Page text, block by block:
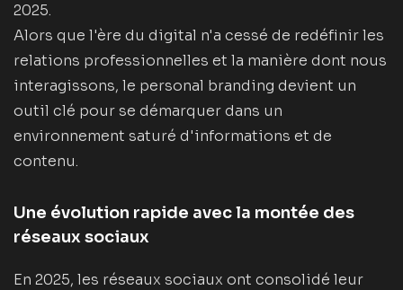
2025.
Alors que l'ère du digital n'a cessé de redéfinir les
relations professionnelles et la manière dont nous
interagissons, le personal branding devient un
outil clé pour se démarquer dans un
environnement saturé d'informations et de
contenu.
Une évolution rapide avec la montée des
réseaux sociaux
En 2025, les réseaux sociaux ont consolidé leur